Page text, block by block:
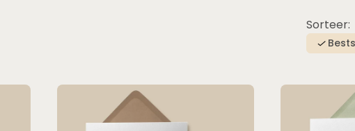
Sorteer: